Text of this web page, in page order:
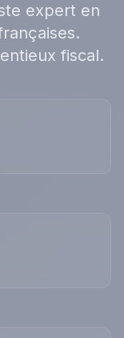
expert en
fiscal.